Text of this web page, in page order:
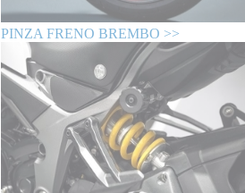
PINZA FRENO BREMBO >>